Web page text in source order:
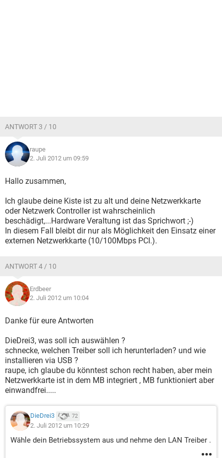
ANTWORT 3 / 10
raupe
2. Juli 2012 um 09:59
Hallo zusammen,
Ich glaube deine Kiste ist zu alt und deine Netzwerkkarte
oder Netzwerk Controller ist wahrscheinlich
beschädigt,...Hardware Veraltung ist das Sprichwort ;-)
In diesem Fall bleibt dir nur als Möglichkeit den Einsatz einer
externen Netzwerkkarte (10/100Mbps PCI.).
ANTWORT 4 / 10
Erdbeer
2. Juli 2012 um 10:04
Danke für eure Antworten
DieDrei3, was soll ich auswählen ?
schnecke, welchen Treiber soll ich herunterladen? und wie
installieren via USB ?
raupe, ich glaube du könntest schon recht haben, aber mein
Netzwerkkarte ist in dem MB integriert , MB funktioniert aber
einwandfrei.....
DieDrei3 72
2. Juli 2012 um 10:29
Wähle dein Betriebssystem aus und nehme den LAN Treiber .